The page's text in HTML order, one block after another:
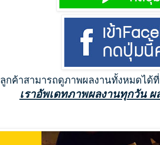
ลูกค้าสามารถดูภาพผลงานทั้งหมดได้ที่
เราอัพเดทภาพผลงานทุกวัน